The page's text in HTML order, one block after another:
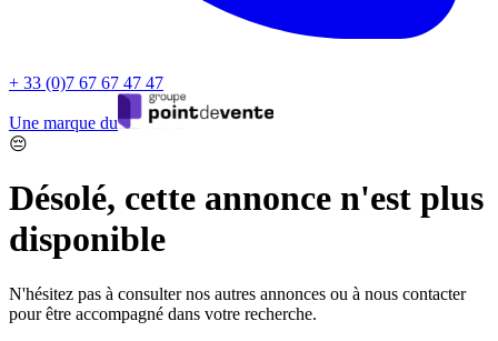
+ 33 (0)7 67 67 47 47
Une marque du
😔
Désolé, cette annonce n'est plus
disponible
N'hésitez pas à consulter nos autres annonces ou à nous contacter
pour être accompagné dans votre recherche.